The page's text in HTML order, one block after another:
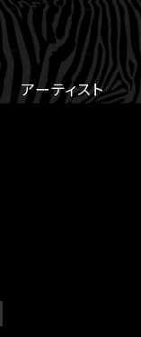
アーティスト